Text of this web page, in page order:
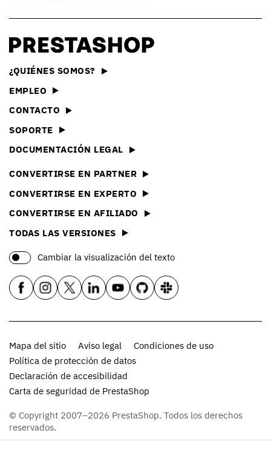
¿QUIÉNES SOMOS?
EMPLEO
CONTACTO
SOPORTE
DOCUMENTACIÓN LEGAL
CONVERTIRSE EN PARTNER
CONVERTIRSE EN EXPERTO
CONVERTIRSE EN AFILIADO
TODAS LAS VERSIONES
Cambiar la visualización del texto
Mapa del sitio Aviso legal
Condiciones de uso
Política de protección de datos
Declaración de accesibilidad
Carta de seguridad de PrestaShop
© Copyright 2007–2026 PrestaShop. Todos los derechos
reservados.